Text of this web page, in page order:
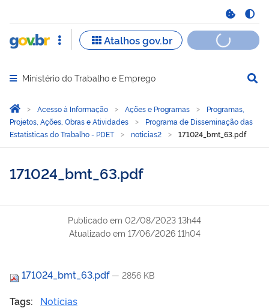
Abrir menu principal de navegação
Ministério do Trabalho e Emprego
Você está aqui:
Página Inicial
Acesso à Informação Ações e Programas
Programas,
Projetos, Ações, Obras e Atividades
Programa de Disseminação das
Estatísticas do Trabalho - PDET
noticias2 171024_bmt_63.pdf
171024_bmt_63.pdf
Publicado em 02/08/2023 13h44
Atualizado em 17/06/2026 11h04
171024_bmt_63.pdf — 2856 KB
Tags: Notícias